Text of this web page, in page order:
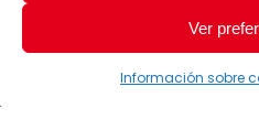
Ver
Información sobre